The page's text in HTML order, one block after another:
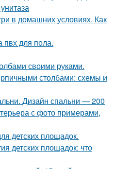
в домашних условиях. Как
для пола.
своими руками.
столбами: схемы и
Дизайн спальни — 200
с фото примерами,
детских площадок.
детских площадок: что